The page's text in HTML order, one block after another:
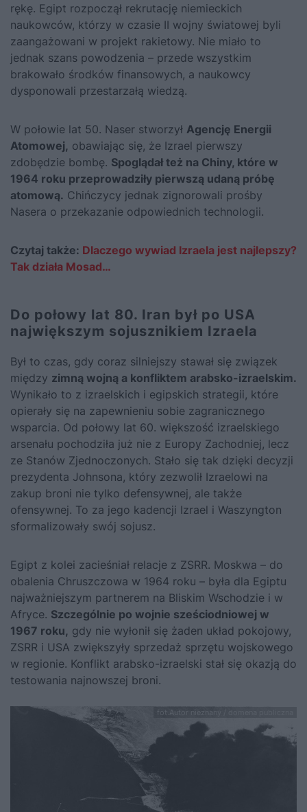
rękę. Egipt rozpoczął rekrutację niemieckich
naukowców, którzy w czasie II wojny światowej byli
zaangażowani w projekt rakietowy. Nie miało to
jednak szans powodzenia – przede wszystkim
brakowało środków finansowych, a naukowcy
dysponowali przestarzałą wiedzą.
W połowie lat 50. Naser stworzył Agencję Energii
Atomowej, obawiając się, że Izrael pierwszy
zdobędzie bombę. Spoglądał też na Chiny, które w
1964 roku przeprowadziły pierwszą udaną próbę
atomową. Chińczycy jednak zignorowali prośby
Nasera o przekazanie odpowiednich technologii.
Czytaj także: Dlaczego wywiad Izraela jest najlepszy?
Tak działa Mosad…
Do połowy lat 80. Iran był po USA
największym sojusznikiem Izraela
Był to czas, gdy coraz silniejszy stawał się związek
między zimną wojną a konfliktem arabsko-izraelskim.
Wynikało to z izraelskich i egipskich strategii, które
opierały się na zapewnieniu sobie zagranicznego
wsparcia. Od połowy lat 60. większość izraelskiego
arsenału pochodziła już nie z Europy Zachodniej, lecz
ze Stanów Zjednoczonych. Stało się tak dzięki decyzji
prezydenta Johnsona, który zezwolił Izraelowi na
zakup broni nie tylko defensywnej, ale także
ofensywnej. To za jego kadencji Izrael i Waszyngton
sformalizowały swój sojusz.
Egipt z kolei zacieśniał relacje z ZSRR. Moskwa – do
obalenia Chruszczowa w 1964 roku – była dla Egiptu
najważniejszym partnerem na Bliskim Wschodzie i w
Afryce. Szczególnie po wojnie sześciodniowej w
1967 roku, gdy nie wyłonił się żaden układ pokojowy,
ZSRR i USA zwiększyły sprzedaż sprzętu wojskowego
w regionie. Konflikt arabsko-izraelski stał się okazją do
testowania najnowszej broni.
fot.Autor nieznany / domena publiczna